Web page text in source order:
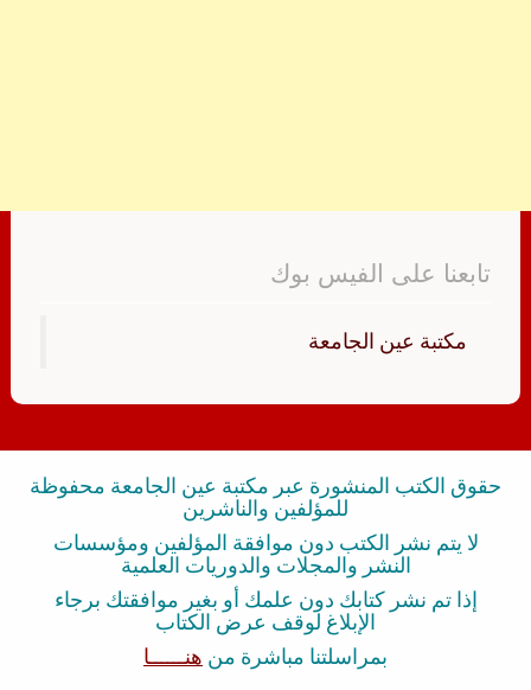
تابعنا على الفيس بوك
‏مكتبة عين الجامعة‏
حقوق الكتب المنشورة عبر مكتبة عين الجامعة محفوظة
للمؤلفين والناشرين
لا يتم نشر الكتب دون موافقة المؤلفين ومؤسسات
النشر والمجلات والدوريات العلمية
إذا تم نشر كتابك دون علمك أو بغير موافقتك برجاء
الإبلاغ لوقف عرض الكتاب
بمراسلتنا مباشرة من هنــــــا